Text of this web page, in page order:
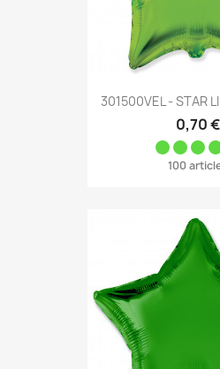
301500VEL - STAR
0,70 €
100